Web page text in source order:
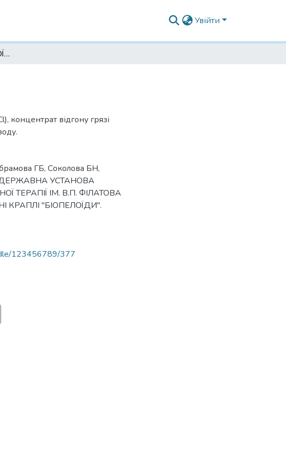
Увійти
ОЧНІ КРАПЛІ "БІОПЕЛОЇДИ"
концентрат відгону грязі
ГБ, Соколова БН,
ДЕРЖАВНА УСТАНОВА
ТЕРАПІЇ ІМ. В.П. ФІЛАТОВА
КРАПЛІ "БІОПЕЛОЇДИ".
123456789/377